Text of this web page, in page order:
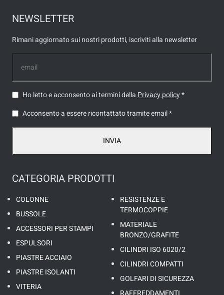
CATEGORIA PRODOTTI
COLONNE
BUSSOLE
ACCESSORI PER STAMPI
ESPULSORI
PIASTRE ACCIAIO
PIASTRE ISOLANTI
VITERIA
RESISTENZE E
TERMOCOPPIE
MATERIALE
BRONZO/GRAFITE
CILINDRI ISO 6020/2
CILINDRI COMPATTI
GOLFARI DI SICUREZZA
NEWSLETTER
Rimani aggiornato sui nostri prodotti, iscriviti alla newsletter
Ho letto e acconsento ai termini della Privacy policy*
Acconsento a essere ricontattato tramite email *
INVIA